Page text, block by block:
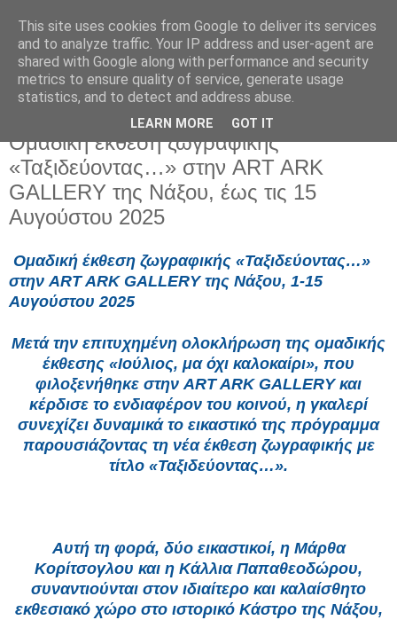
Κυριακή 3 Αυγούστου 2025
Ομαδική έκθεση ζωγραφικής
«Ταξιδεύοντας…» στην ART ARK
GALLERY της Νάξου, έως τις 15
Αυγούστου 2025
Ομαδική έκθεση ζωγραφικής «Ταξιδεύοντας…»
στην ART ARK GALLERY της Νάξου, 1-15
Αυγούστου 2025
Μετά την επιτυχημένη ολοκλήρωση της ομαδικής
έκθεσης «Ιούλιος, μα όχι καλοκαίρι», που
φιλοξενήθηκε στην ART ARK GALLERY και
κέρδισε το ενδιαφέρον του κοινού, η γκαλερί
συνεχίζει δυναμικά το εικαστικό της πρόγραμμα
παρουσιάζοντας τη νέα έκθεση ζωγραφικής με
τίτλο «Ταξιδεύοντας…».
Αυτή τη φορά, δύο εικαστικοί, η Μάρθα
Κορίτσογλου και η Κάλλια Παπαθεοδώρου,
συναντιούνται στον ιδιαίτερο και καλαίσθητο
εκθεσιακό χώρο στο ιστορικό Κάστρο της Νάξου,
This site uses cookies from Google to deliver its services
and to analyze traffic. Your IP address and user-agent are
shared with Google along with performance and security
metrics to ensure quality of service, generate usage
statistics, and to detect and address abuse.
LEARN MORE GOT IT